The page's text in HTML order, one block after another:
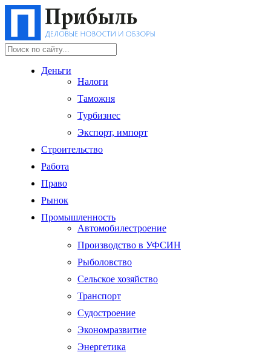
Деньги
Налоги
Таможня
Турбизнес
Экспорт, импорт
Строительство
Работа
Право
Рынок
Промышленность
Автомобилестроение
Производство в УФСИН
Рыболовство
Сельское хозяйство
Транспорт
Судостроение
Экономразвитие
Энергетика